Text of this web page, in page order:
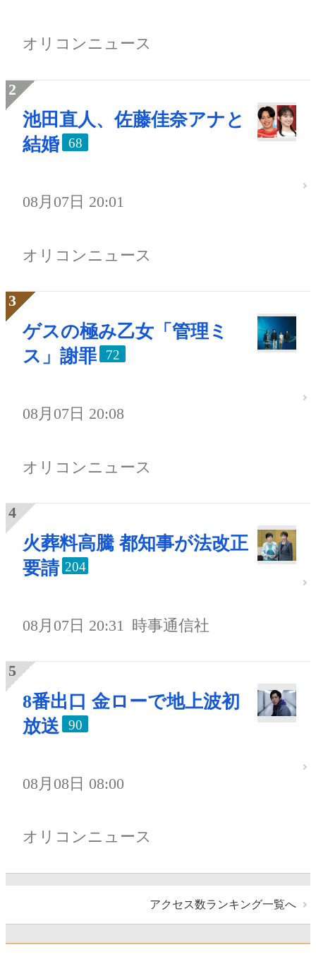
オリコンニュース
池田直人、佐藤佳奈アナと
結婚
68
08月07日 20:01
オリコンニュース
ゲスの極み乙女「管理ミ
ス」謝罪
72
08月07日 20:08
オリコンニュース
火葬料高騰 都知事が法改正
要請 204
08月07日 20:31 時事通信社
8番出口 金ローで地上波初
放送
90
08月08日 08:00
オリコンニュース
アクセス数ランキング一覧へ